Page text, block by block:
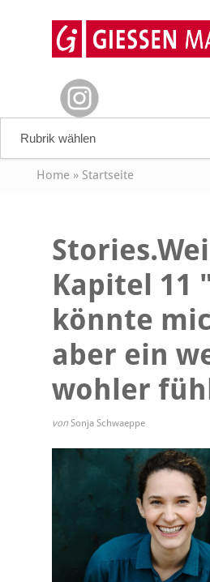
Home» Startseite
Kapitel 11
könnte
aber ein
wohler
von Sonja Schwaeppe